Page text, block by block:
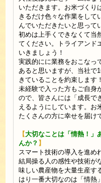
いただきます。お米づくり
きるだけ色々な作業をして
んでいただきたいと思って
初めは上手くできなくて当
てください。トライアンド
いきましょう！
実践的にに業務をおこなっ
あると思いますが、当社で
きていることを約束します！
未経験で入った方もご自身
ので、皆さんには「成長で
えるようにしています。お
たくさんの方に幸せを届け
【大切なことは「情熱！」
んか？ 】
スマート技術の導入を進め
結局操る人の感性や技術が
味しい農産物を大量生産す
はり一番大切なのは「情熱